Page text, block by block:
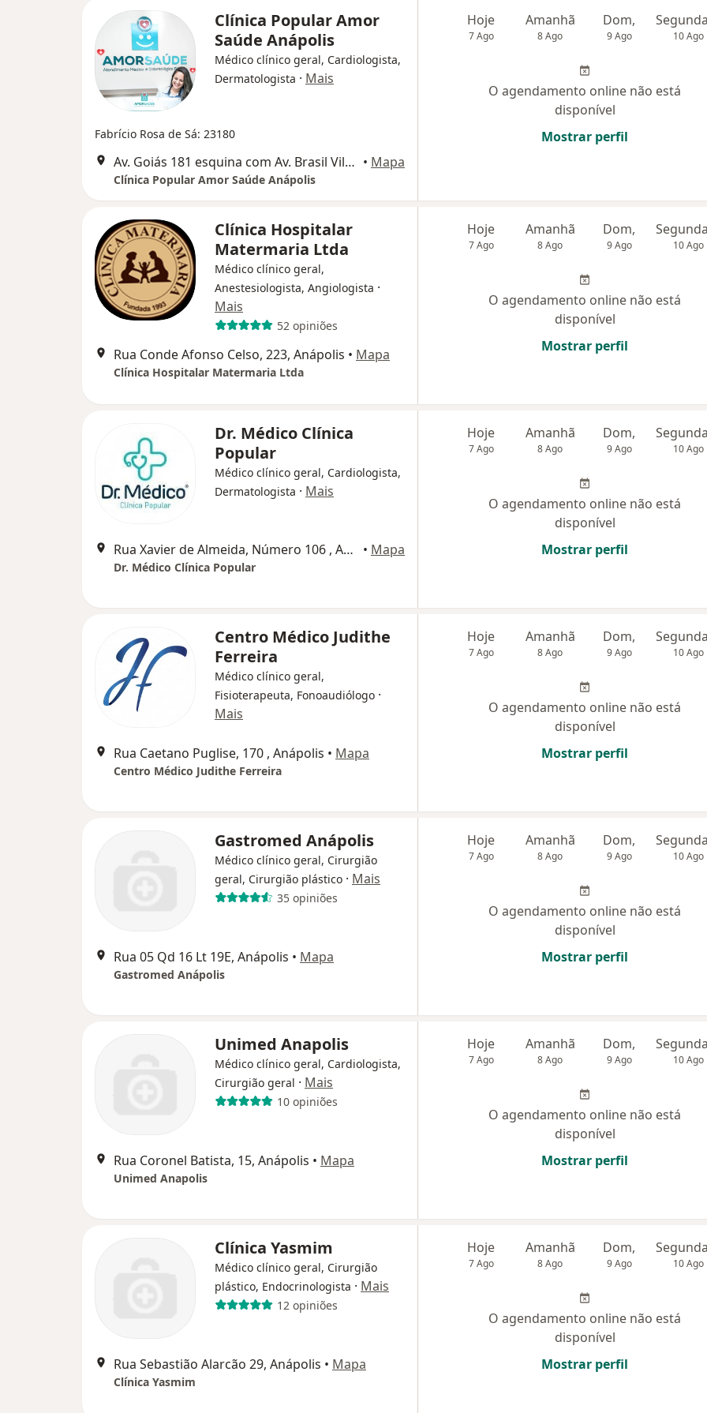
Clínica Popular Amor
Saúde Anápolis
Médico clínico geral, Cardiologista,
Dermatologista · Mais
Fabrício Rosa de Sá: 23180
Av. Goiás 181 esquina com Av. Brasil Vila Santana, Anápolis • Mapa
Clínica Popular Amor Saúde Anápolis
Hoje
7 Ago
Amanhã
8 Ago
Dom,
9 Ago 10 Ago
O agendamento online não está
disponível
Mostrar perfil
Clínica Hospitalar
Matermaria Ltda
Médico clínico geral,
Anestesiologista, Angiologista ·
Mais
52 opiniões
Rua Conde Afonso Celso, 223, Anápolis • Mapa
Clínica Hospitalar Matermaria Ltda
Hoje
7 Ago
Amanhã
8 Ago
Dom,
9 Ago 10 Ago
O agendamento online não está
disponível
Mostrar perfil
Dr. Médico Clínica
Popular
Médico clínico geral, Cardiologista,
Dermatologista · Mais
Rua Xavier de Almeida, Número 106 , Anápolis • Mapa
Dr. Médico Clínica Popular
Hoje
7 Ago
Amanhã
8 Ago
Dom,
9 Ago 10 Ago
O agendamento online não está
disponível
Mostrar perfil
Centro Médico Judithe
Ferreira
Médico clínico geral,
Fisioterapeuta, Fonoaudiólogo ·
Mais
Rua Caetano Puglise, 170 , Anápolis • Mapa
Centro Médico Judithe Ferreira
Hoje
7 Ago
Amanhã
8 Ago
Dom,
9 Ago 10 Ago
O agendamento online não está
disponível
Mostrar perfil
Gastromed Anápolis
Médico clínico geral, Cirurgião
geral, Cirurgião plástico · Mais
35 opiniões
Rua 05 Qd 16 Lt 19E, Anápolis • Mapa
Gastromed Anápolis
Hoje
7 Ago
Amanhã
8 Ago
Dom,
9 Ago 10 Ago
O agendamento online não está
disponível
Mostrar perfil
Unimed Anapolis
Médico clínico geral, Cardiologista,
Cirurgião geral · Mais
10 opiniões
Rua Coronel Batista, 15, Anápolis • Mapa
Unimed Anapolis
Hoje
7 Ago
Amanhã
8 Ago
Dom,
9 Ago 10 Ago
O agendamento online não está
disponível
Mostrar perfil
Clínica Yasmim
Médico clínico geral, Cirurgião
plástico, Endocrinologista · Mais
12 opiniões
Rua Sebastião Alarcão 29, Anápolis • Mapa
Clínica Yasmim
Hoje
7 Ago
Amanhã
8 Ago
Dom,
9 Ago 10 Ago
O agendamento online não está
disponível
Mostrar perfil